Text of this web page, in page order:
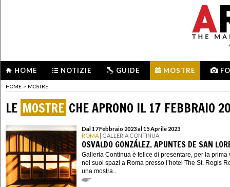
HOME NOTIZIE GUIDE MOSTRE
HOME > MOSTRE
LE MOSTRE CHE APRONO IL 17 FEBBRAIO
Dal 17 Febbraio 2023 al 15 Aprile 2023
ROMA | GALLERIA CONTINUA
OSVALDO GONZÁLEZ. APUNTES DE SAN
Galleria Continua è felice di presentare, per la prima
nei suoi spazi a Roma presso l’hotel The St. Regis
una mostra...